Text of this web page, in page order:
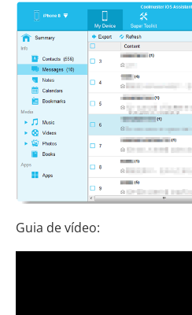
Guia de vídeo: